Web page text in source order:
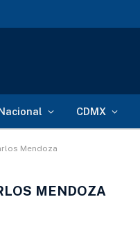
CDMX
Mendoza
MENDOZA